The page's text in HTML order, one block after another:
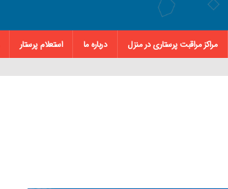
مراکز مراقبت پرستاری در منزل درباره ما استعلام پرستار